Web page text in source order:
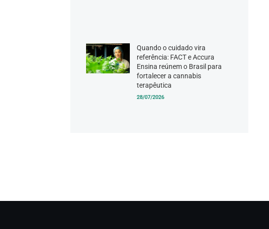
Quando o cuidado vira
referência: FACT e Accura
Ensina reúnem o Brasil para
fortalecer a cannabis
terapêutica
28/07/2026